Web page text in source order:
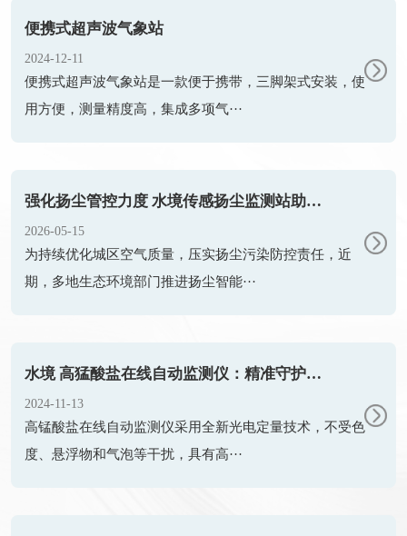
便携式超声波气象站
2024-12-11
便携式超声波气象站是一款便于携带，三脚架式安装，使
用方便，测量精度高，集成多项气···
强化扬尘管控力度 水境传感扬尘监测站助力城市大气综合治理
2026-05-15
为持续优化城区空气质量，压实扬尘污染防控责任，近
期，多地生态环境部门推进扬尘智能···
水境 高猛酸盐在线自动监测仪：精准守护纯净水质
2024-11-13
高锰酸盐在线自动监测仪采用全新光电定量技术，不受色
度、悬浮物和气泡等干扰，具有高···